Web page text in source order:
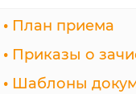
• План приема
• Приказы о
• Шаблоны